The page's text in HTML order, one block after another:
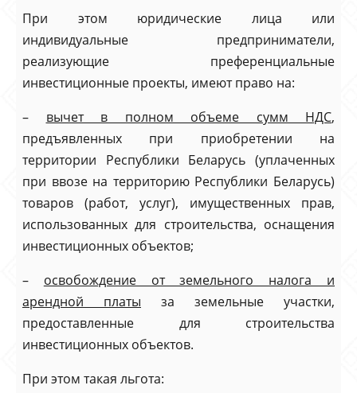
При этом юридические лица или
индивидуальные предприниматели,
реализующие преференциальные
инвестиционные проекты, имеют право на:
– вычет в полном объеме сумм НДС,
предъявленных при приобретении на
территории Республики Беларусь (уплаченных
при ввозе на территорию Республики Беларусь)
товаров (работ, услуг), имущественных прав,
использованных для строительства, оснащения
инвестиционных объектов;
– освобождение от земельного налога и
арендной платы за земельные участки,
предоставленные для строительства
инвестиционных объектов.
При этом такая льгота: